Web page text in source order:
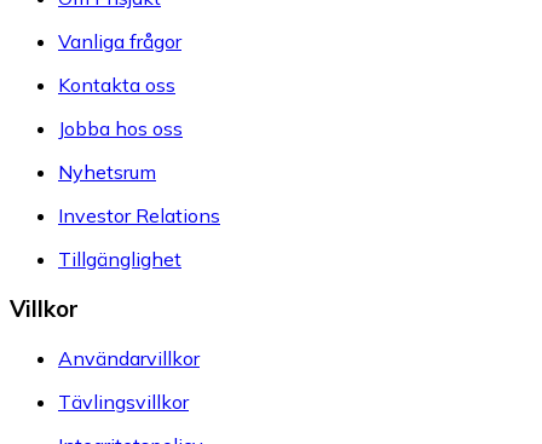
Vanliga frågor
Kontakta oss
Jobba hos oss
Nyhetsrum
Investor Relations
Tillgänglighet
Villkor
Användarvillkor
Tävlingsvillkor